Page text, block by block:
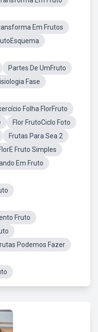
Em Frutos
Partes De UmFruto
Fase
Folha FlorFruto
Flor FrutoCiclo Foto
Frutas Para Sea 2
Fruto Simples
Em Fruto
Fruto
Podemos Fazer